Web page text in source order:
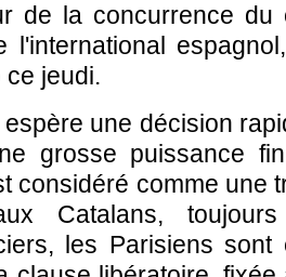
de la concurrence du
l'international
ce jeudi.
une décision
grosse puissance
considéré comme une
Catalans,
les Parisiens